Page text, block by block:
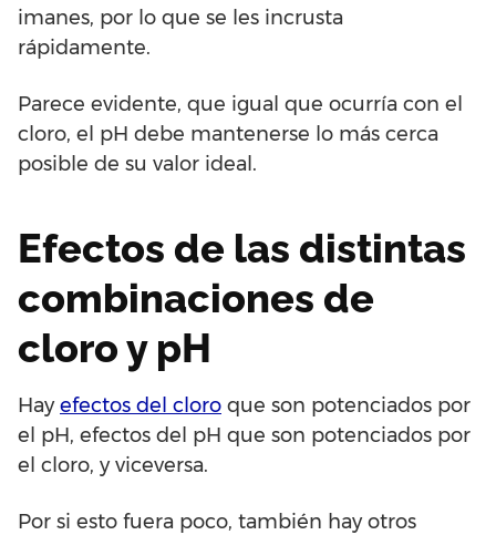
imanes, por lo que se les incrusta
rápidamente.
Parece evidente, que igual que ocurría con el
cloro, el pH debe mantenerse lo más cerca
posible de su valor ideal.
Efectos de las distintas
combinaciones de
cloro y pH
Hayefectos del cloro que son potenciados por
el pH, efectos del pH que son potenciados por
el cloro, y viceversa.
Por si esto fuera poco, también hay otros